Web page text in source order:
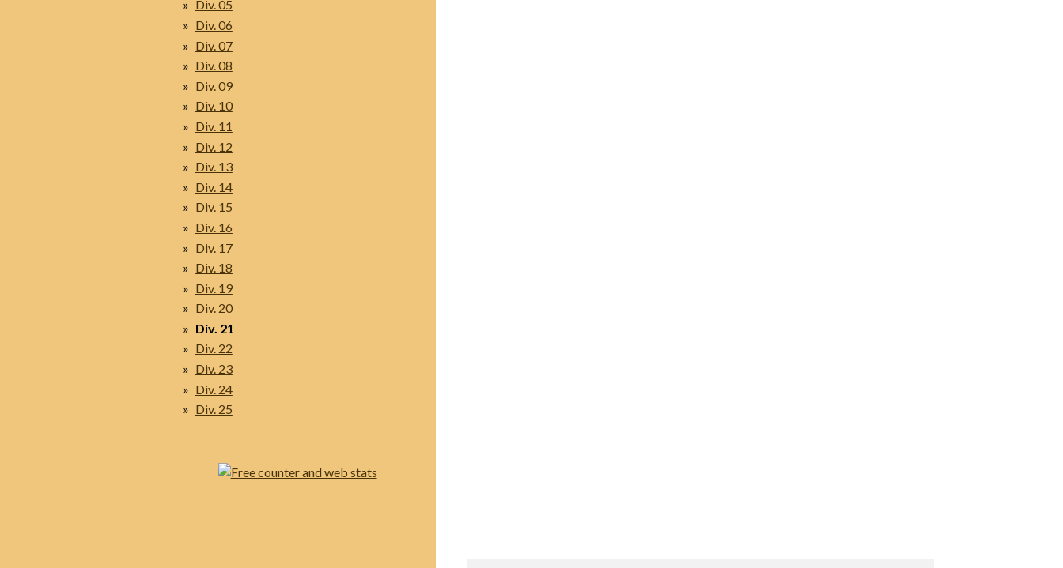
Div. 05
Div. 06
Div. 07
Div. 08
Div. 09
Div. 10
Div. 11
Div. 12
Div. 13
Div. 14
Div. 15
Div. 16
Div. 17
Div. 18
Div. 19
Div. 20
Div. 21
Div. 22
Div. 23
Div. 24
Div. 25